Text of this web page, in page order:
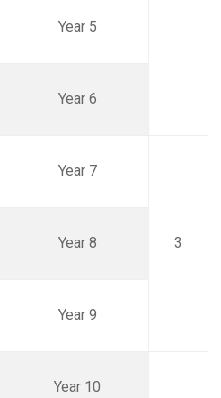
Year 5
Year 6
Year 7
3
Year 8
Year 9
Year 10